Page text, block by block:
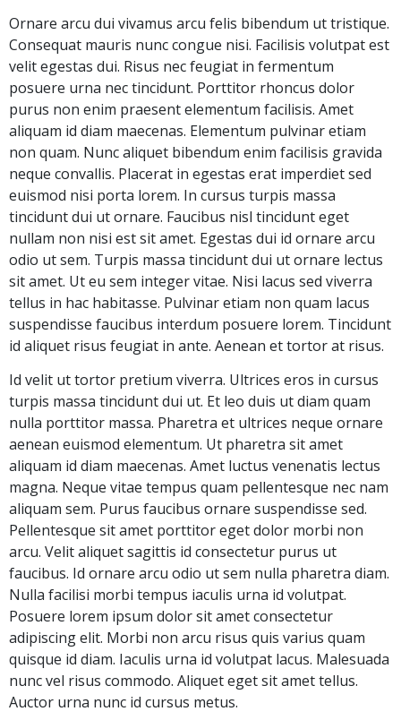
Ornare arcu dui vivamus arcu felis bibendum ut tristique.
Consequat mauris nunc congue nisi. Facilisis volutpat est
velit egestas dui. Risus nec feugiat in fermentum
posuere urna nec tincidunt. Porttitor rhoncus dolor
purus non enim praesent elementum facilisis. Amet
aliquam id diam maecenas. Elementum pulvinar etiam
non quam. Nunc aliquet bibendum enim facilisis gravida
neque convallis. Placerat in egestas erat imperdiet sed
euismod nisi porta lorem. In cursus turpis massa
tincidunt dui ut ornare. Faucibus nisl tincidunt eget
nullam non nisi est sit amet. Egestas dui id ornare arcu
odio ut sem. Turpis massa tincidunt dui ut ornare lectus
sit amet. Ut eu sem integer vitae. Nisi lacus sed viverra
tellus in hac habitasse. Pulvinar etiam non quam lacus
suspendisse faucibus interdum posuere lorem. Tincidunt
id aliquet risus feugiat in ante. Aenean et tortor at risus.
Id velit ut tortor pretium viverra. Ultrices eros in cursus
turpis massa tincidunt dui ut. Et leo duis ut diam quam
nulla porttitor massa. Pharetra et ultrices neque ornare
aenean euismod elementum. Ut pharetra sit amet
aliquam id diam maecenas. Amet luctus venenatis lectus
magna. Neque vitae tempus quam pellentesque nec nam
aliquam sem. Purus faucibus ornare suspendisse sed.
Pellentesque sit amet porttitor eget dolor morbi non
arcu. Velit aliquet sagittis id consectetur purus ut
faucibus. Id ornare arcu odio ut sem nulla pharetra diam.
Nulla facilisi morbi tempus iaculis urna id volutpat.
Posuere lorem ipsum dolor sit amet consectetur
adipiscing elit. Morbi non arcu risus quis varius quam
quisque id diam. Iaculis urna id volutpat lacus. Malesuada
nunc vel risus commodo. Aliquet eget sit amet tellus.
Auctor urna nunc id cursus metus.